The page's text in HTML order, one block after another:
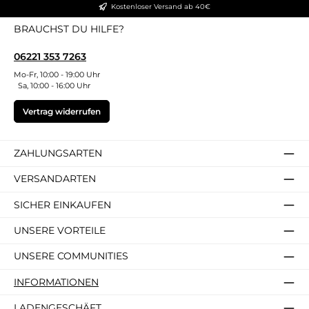
Kostenloser Versand ab 40€
BRAUCHST DU HILFE?
06221 353 7263
Mo-Fr, 10:00 - 19:00 Uhr
Sa, 10:00 - 16:00 Uhr
Vertrag widerrufen
ZAHLUNGSARTEN
VERSANDARTEN
SICHER EINKAUFEN
UNSERE VORTEILE
UNSERE COMMUNITIES
INFORMATIONEN